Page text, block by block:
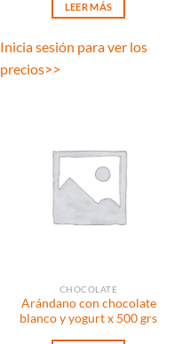
LEER MÁS
Inicia sesión para ver los
precios>>
CHOCOLATE
Arándano con chocolate
blanco y yogurt x 500 grs